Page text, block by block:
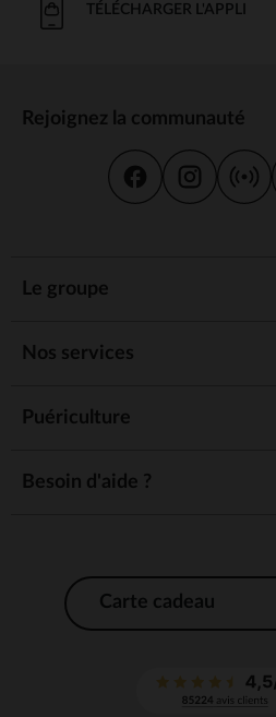
TÉLÉCHARGER L'APPLI
Rejoignez la communauté
Le groupe
Nos services
Puériculture
Besoin d'aide ?
Carte cadeau